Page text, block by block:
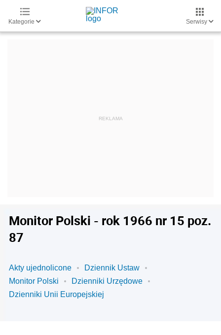
Kategorie Serwisy
Monitor Polski - rok 1966 nr 15 poz.
87
Akty ujednolicone
Dziennik Ustaw
Monitor Polski
Dzienniki Urzędowe
Dzienniki Unii Europejskiej